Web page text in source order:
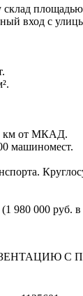
склад
вход с
км от МКАД.
машиномест.
980 000 руб.
С